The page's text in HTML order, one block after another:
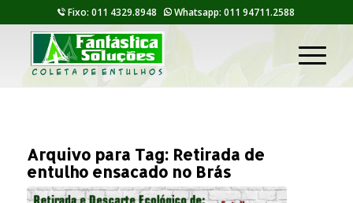
Fixo: 011 4329.8948 Whatsapp: 011 94711.2588
Arquivo para Tag: Retirada de
entulho ensacado no Brás